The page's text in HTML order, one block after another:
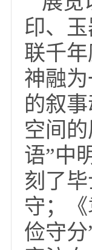
——天
展
印、
联千
神融
的叙
空间
语”